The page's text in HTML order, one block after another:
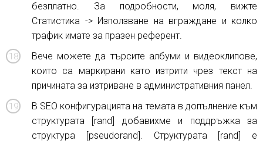
безплатно. За подробности, моля, вижте
Статистика -> Използване на вграждане и колко
трафик имате за празен референт.
Вече можете да търсите албуми и видеоклипове,
които са маркирани като изтрити чрез текст на
причината за изтриване в административния панел.
В SEO конфигурацията на темата в допълнение към
структурата [rand] добавихме и поддръжка за
структура [pseudorand]. Структурата [rand] е